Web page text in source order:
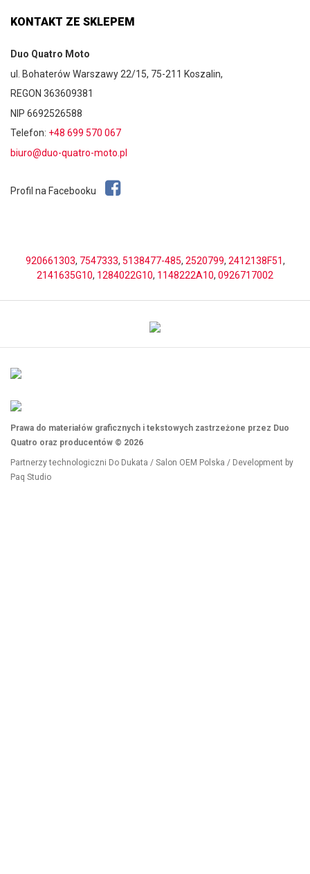
KONTAKT ZE SKLEPEM
Duo Quatro Moto
ul. Bohaterów Warszawy 22/15, 75-211 Koszalin,
REGON 363609381
NIP 6692526588
Telefon: +48 699 570 067
biuro@duo-quatro-moto.pl
Profil na Facebooku
920661303, 7547333, 5138477-485, 2520799, 2412138F51,
2141635G10, 1284022G10, 1148222A10, 0926717002
Prawa do materiałów graficznych i tekstowych zastrzeżone przez Duo
Quatro oraz producentów © 2026
Partnerzy technologiczni Do Dukata / Salon OEM Polska / Development by
Paq Studio